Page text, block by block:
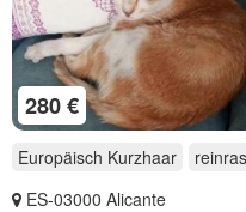
280 €
Europäisch Kurzhaar
ES-03000 Alicante